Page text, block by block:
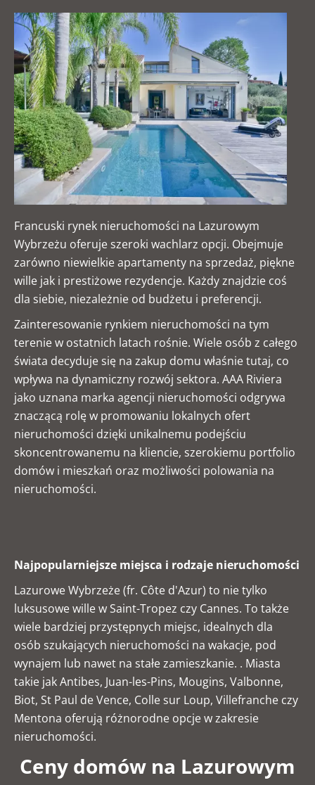
Francuski rynek nieruchomości na Lazurowym
Wybrzeżu oferuje szeroki wachlarz opcji. Obejmuje
zarówno niewielkie apartamenty na sprzedaż, piękne
wille jak i prestiżowe rezydencje. Każdy znajdzie coś
dla siebie, niezależnie od budżetu i preferencji.
Zainteresowanie rynkiem nieruchomości na tym
terenie w ostatnich latach rośnie. Wiele osób z całego
świata decyduje się na zakup domu właśnie tutaj, co
wpływa na dynamiczny rozwój sektora. AAA Riviera
jako uznana marka agencji nieruchomości odgrywa
znaczącą rolę w promowaniu lokalnych ofert
nieruchomości dzięki unikalnemu podejściu
skoncentrowanemu na kliencie, szerokiemu portfolio
domów i mieszkań oraz możliwości polowania na
nieruchomości.
Najpopularniejsze miejsca i rodzaje nieruchomości
Lazurowe Wybrzeże (fr. Côte d'Azur) to nie tylko
luksusowe wille w Saint-Tropez czy Cannes. To także
wiele bardziej przystępnych miejsc, idealnych dla
osób szukających nieruchomości na wakacje, pod
wynajem lub nawet na stałe zamieszkanie. . Miasta
takie jak Antibes, Juan-les-Pins, Mougins, Valbonne,
Biot, St Paul de Vence, Colle sur Loup, Villefranche czy
Mentona oferują różnorodne opcje w zakresie
nieruchomości.
Ceny domów na Lazurowym